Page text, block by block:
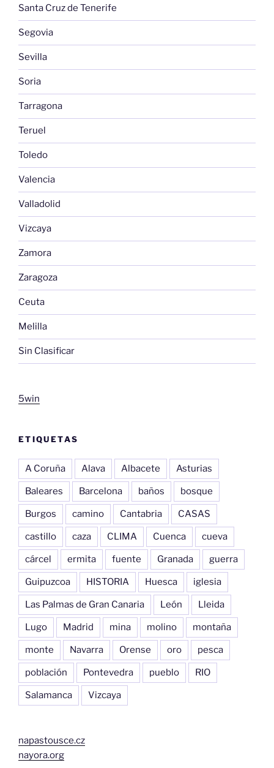
Santa Cruz de Tenerife
Segovia
Sevilla
Soria
Tarragona
Teruel
Toledo
Valencia
Valladolid
Vizcaya
Zamora
Zaragoza
Ceuta
Melilla
Sin Clasificar
5win
ETIQUETAS
A Coruña Alava Albacete Asturias
Baleares Barcelona baños bosque
Burgos camino Cantabria CASAS
castillo caza CLIMA Cuenca cueva
cárcel ermita fuente Granada guerra
Guipuzcoa HISTORIA Huesca iglesia
Las Palmas de Gran Canaria León Lleida
Lugo Madrid mina molino montaña
monte Navarra Orense oro pesca
población Pontevedra pueblo RIO
Salamanca Vizcaya
napastousce.cz
nayora.org